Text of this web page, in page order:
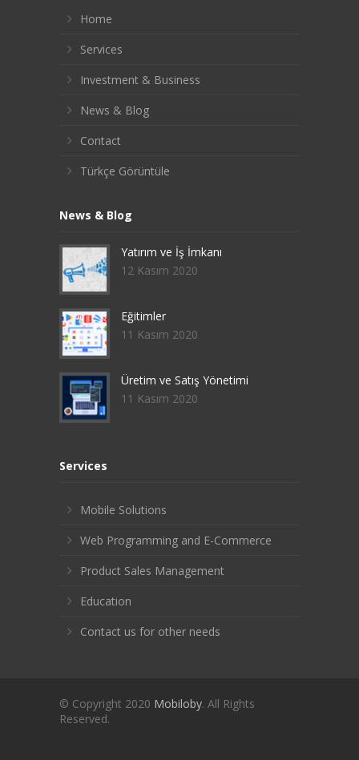
Home
Services
Investment & Business
News & Blog
Contact
Türkçe Görüntüle
News & Blog
Yatırım ve İş İmkanı
12 Kasım 2020
Eğitimler
11 Kasım 2020
Üretim ve Satış Yönetimi
11 Kasım 2020
Services
Mobile Solutions
Web Programming and E-Commerce
Product Sales Management
Education
Contact us for other needs
© Copyright 2020 Mobiloby. All Rights
Reserved.